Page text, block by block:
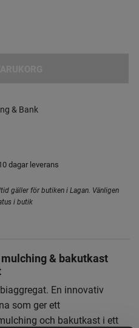
& Bank
dagar leverans
gäller för butiken i Lagan. Vänligen
i butik
& bakutkast
En innovativ
som ger ett
och bakutkast i ett